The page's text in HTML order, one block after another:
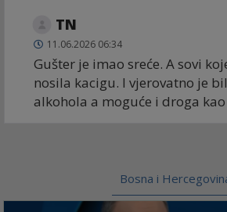
TN
11.06.2026 06:34
Gušter je imao sreće. A sovi
nosila kacigu. I vjerovatno je
alkohola a moguće i droga
Bosna i